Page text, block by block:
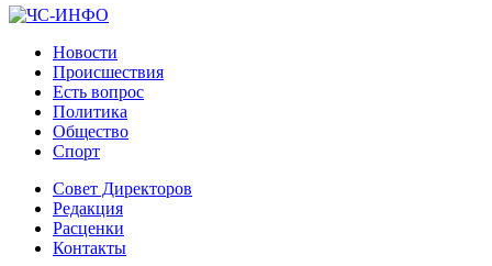
Новости
Происшествия
Есть вопрос
Политика
Общество
Спорт
Совет Директоров
Редакция
Расценки
Контакты